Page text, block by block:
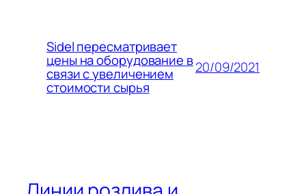
Sidel пересматривает
цены на оборудование в
связи с увеличением
стоимости сырья
20/09/2021